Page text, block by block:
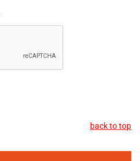
back to top